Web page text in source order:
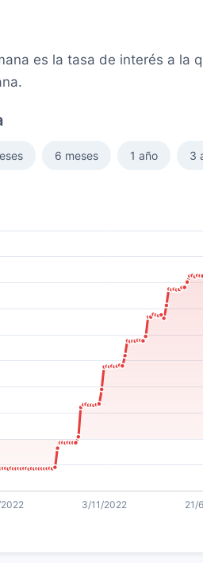
es la tasa de interés a la
6 meses 1 año 3